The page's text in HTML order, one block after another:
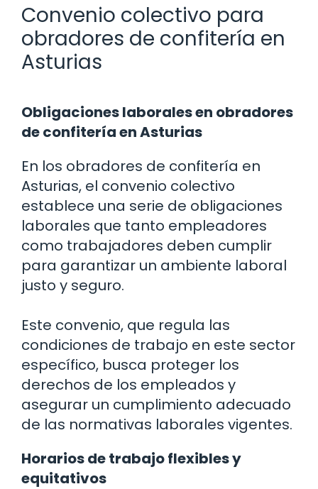
Convenio colectivo para
obradores de confitería en
Asturias
Obligaciones laborales en obradores
de confitería en Asturias
En los obradores de confitería en
Asturias, el convenio colectivo
establece una serie de obligaciones
laborales que tanto empleadores
como trabajadores deben cumplir
para garantizar un ambiente laboral
justo y seguro.
Este convenio, que regula las
condiciones de trabajo en este sector
específico, busca proteger los
derechos de los empleados y
asegurar un cumplimiento adecuado
de las normativas laborales vigentes.
Horarios de trabajo flexibles y
equitativos